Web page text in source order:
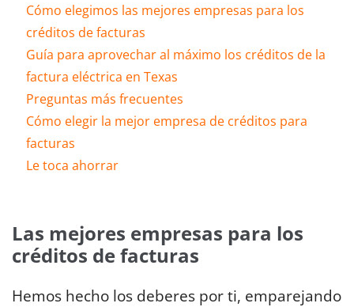
Cómo elegimos las mejores empresas para los
créditos de facturas
Guía para aprovechar al máximo los créditos de la
factura eléctrica en Texas
Preguntas más frecuentes
Cómo elegir la mejor empresa de créditos para
facturas
Le toca ahorrar
Las mejores empresas para los
créditos de facturas
Hemos hecho los deberes por ti, emparejando